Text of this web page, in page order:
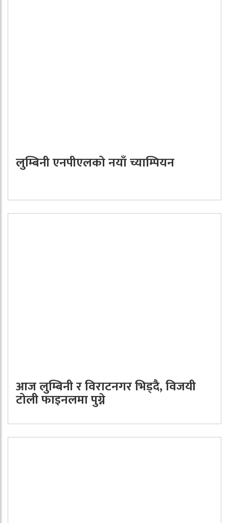
लुम्बिनी एनपीएलको नयाँ च्याम्पियन
आज लुम्बिनी र विराटनगर भिड्दै, विजयी
टोली फाइनलमा पुग्ने